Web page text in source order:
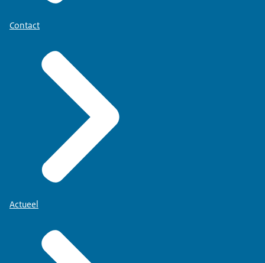
Contact
Actueel